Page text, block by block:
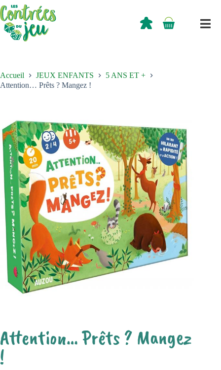
Passer
au
contenu
Panier
0,00
Accueil JEUX ENFANTS
5 ANS ET +
Attention… Prêts ? Mangez !
Attention… Prêts ? Mangez
!